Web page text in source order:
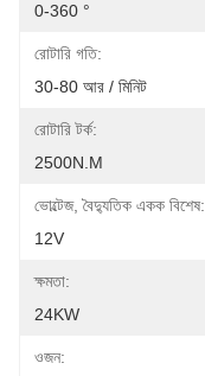
0-360 °
রোটারি গতি:
30-80 আর / মিনিট
রোটারি টর্ক:
2500N.m
ভোল্টেজ, বৈদ্যুতিক একক বিশেষ:
12V
ক্ষমতা:
24KW
ওজন: